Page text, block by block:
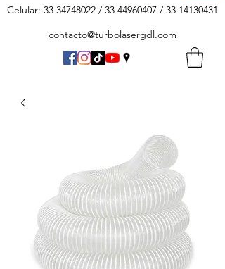
Celular: 33 34748022 / 33 44960407 / 33 14130431
contacto@turbolasergdl.com